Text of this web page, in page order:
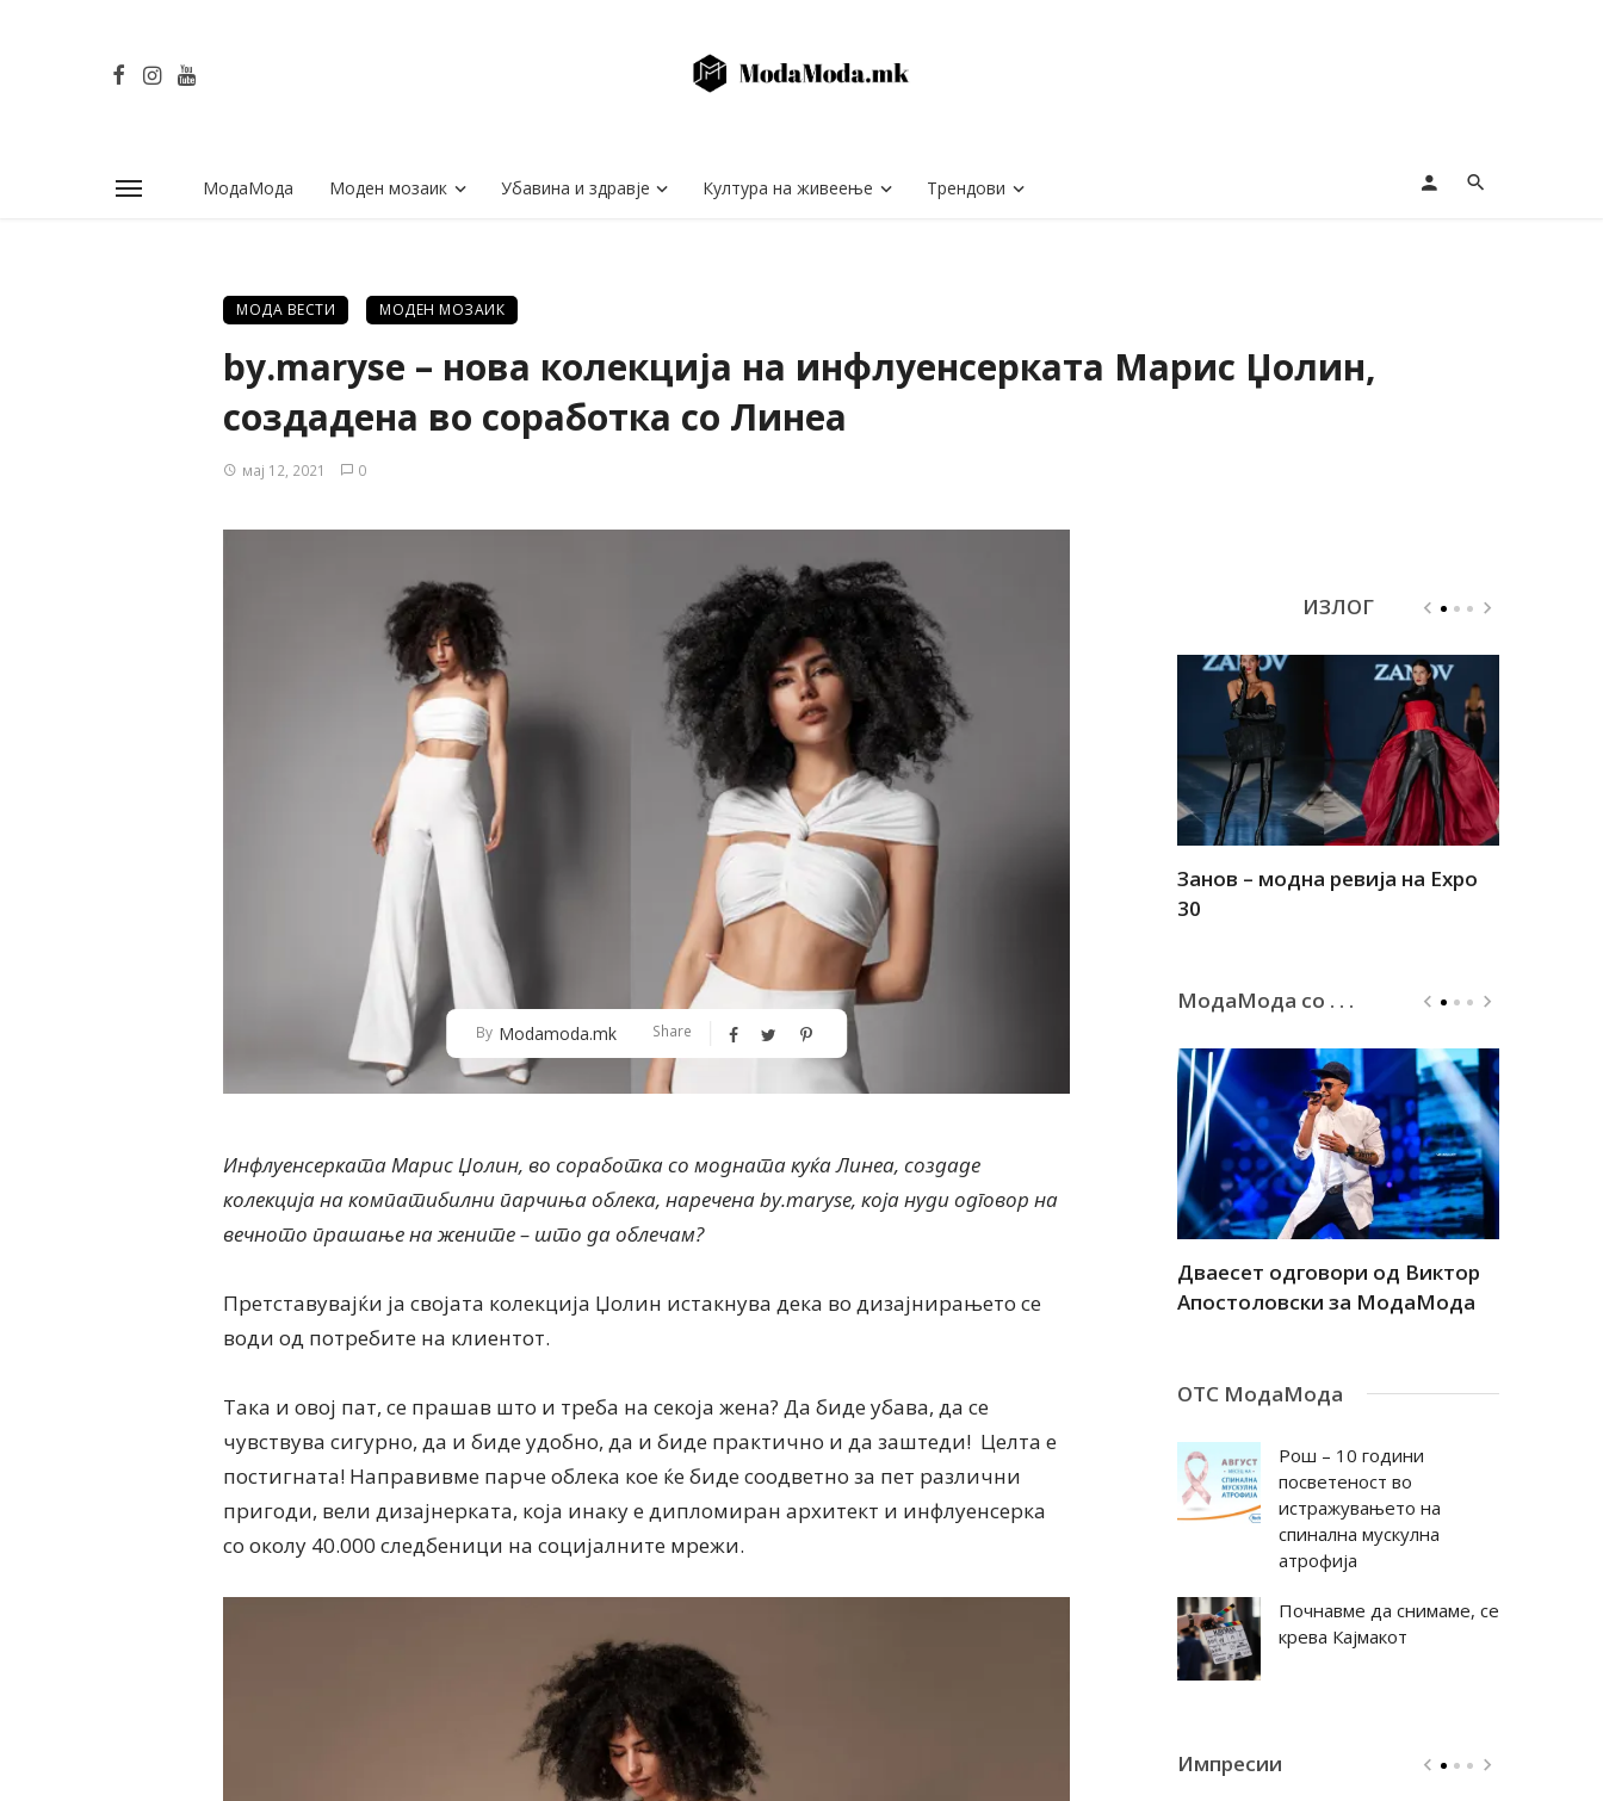
МодаМода Моден мозаик Убавина и здравје Култура на живеење Трендови
МОДА ВЕСТИ МОДЕН МОЗАИК
by.maryse – нова колекција на инфлуенсерката Марис Џолин,
создадена во соработка со Линеа
мај 12, 2021 0
By Modamoda.mk Share
Инфлуенсерката Марис Џолин, во соработка со модната куќа Линеа, создаде
колекција на компатибилни парчиња облека, наречена by.maryse, која нуди одговор на
вечното прашање на жените – што да облечам?
Претставувајќи ја својата колекција Џолин истакнува дека во дизајнирањето се
води од потребите на клиентот.
Така и овој пат, се прашав што и треба на секоја жена? Да биде убава, да се
чувствува сигурно, да и биде удобно, да и биде практично и да заштеди! Целта е
постигната! Направивме парче облека кое ќе биде соодветно за пет различни
пригоди, вели дизајнерката, која инаку е дипломиран архитект и инфлуенсерка
со околу 40.000 следбеници на социјалните мрежи.
ИЗЛОГ
Алшар – модна ревија на Expo
Филигрански обетки
Занов – модна ревија на Expo
30
МодаМода со . . .
Антовска за МодаМода
МодаМода со Александар
Дваесет одговори од Виктор
Апостоловски за МодаМода
ОТС МодаМода
Рош – 10 години
посветеност во
истражувањето на
спинална мускулна
атрофија
Почнавме да снимаме, се
крева Кајмакот
Импресии